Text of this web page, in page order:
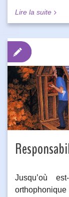
Lire la suite
Jusqu’où